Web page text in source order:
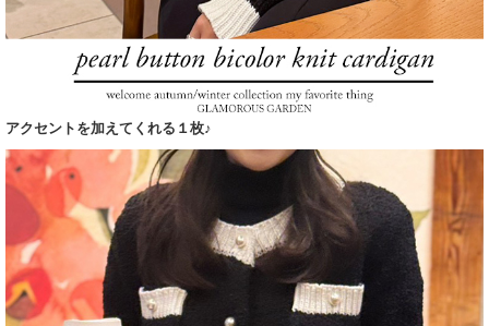
アクセントを加えてくれる１枚♪